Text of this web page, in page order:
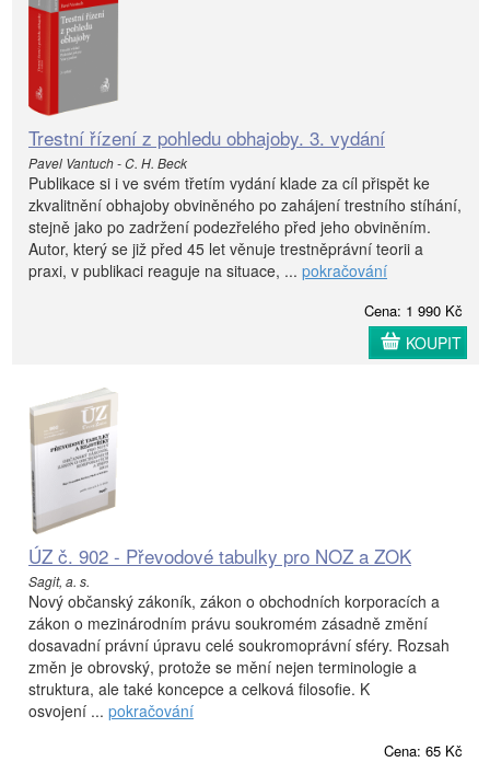
Trestní řízení z pohledu obhajoby. 3. vydání
Pavel Vantuch - C. H. Beck
Publikace si i ve svém třetím vydání klade za cíl přispět ke
zkvalitnění obhajoby obviněného po zahájení trestního stíhání,
stejně jako po zadržení podezřelého před jeho obviněním.
Autor, který se již před 45 let věnuje trestněprávní teorii a
praxi, v publikaci reaguje na situace, ... pokračování
Cena: 1 990 Kč
KOUPIT
ÚZ č. 902 - Převodové tabulky pro NOZ a ZOK
Sagit, a. s.
Nový občanský zákoník, zákon o obchodních korporacích a
zákon o mezinárodním právu soukromém zásadně změní
dosavadní právní úpravu celé soukromoprávní sféry. Rozsah
změn je obrovský, protože se mění nejen terminologie a
struktura, ale také koncepce a celková filosofie. K
osvojení ... pokračování
Cena: 65 Kč